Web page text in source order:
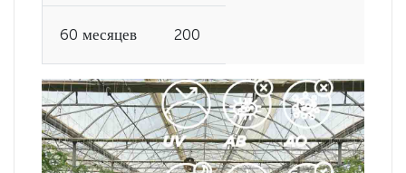
60 месяцев 200